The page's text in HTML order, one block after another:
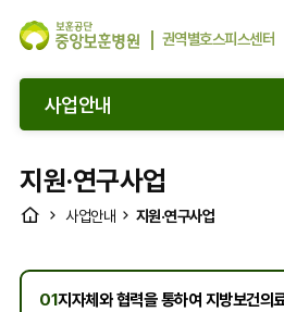
권역별호스피스센터
사업안내
지원·연구사업
HOME사업안내 지원·연구사업
01지자체와 협력을 통하여 지방보건의